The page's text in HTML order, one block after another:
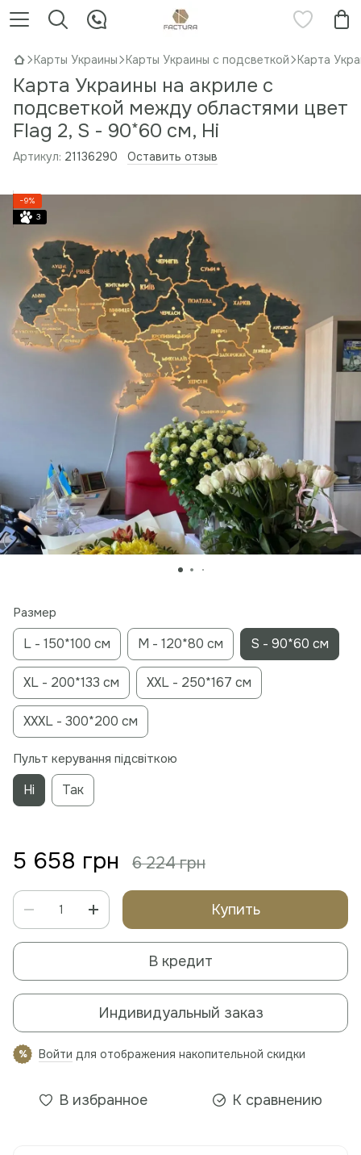
Карты Украины Карты Украины с подсветкой Карта
Карта Украины на акриле с
подсветкой между областями цвет
Flag 2, S - 90*60 см, Ні
Артикул: 21136290 Оставить отзыв
−9%
3
Размер
L - 150*100 см M - 120*80 см S - 90*60 см
XL - 200*133 см XXL - 250*167 см
XXXL - 300*200 см
Пульт керування підсвіткою
Ні Так
5 658 грн 6 224 грн
Купить
В кредит
Индивидуальный заказ
% Войти для отображения накопительной скидки
В избранное К сравнению